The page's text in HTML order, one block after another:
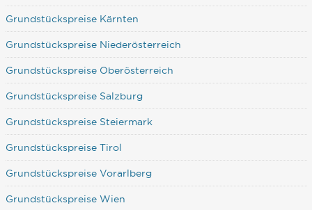
Grundstückspreise Kärnten
Grundstückspreise Niederösterreich
Grundstückspreise Oberösterreich
Grundstückspreise Salzburg
Grundstückspreise Steiermark
Grundstückspreise Tirol
Grundstückspreise Vorarlberg
Grundstückspreise Wien